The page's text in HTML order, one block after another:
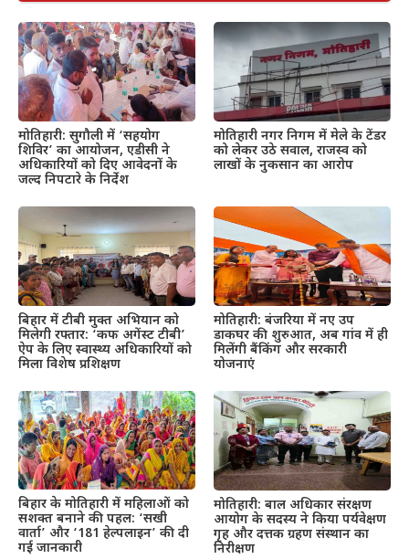
मोतिहारी: सुगौली में ‘सहयोग
शिविर’ का आयोजन, एडीसी ने
अधिकारियों को दिए आवेदनों के
जल्द निपटारे के निर्देश
मोतिहारी नगर निगम में मेले के टेंडर
को लेकर उठे सवाल, राजस्व को
लाखों के नुकसान का आरोप
बिहार में टीबी मुक्त अभियान को
मिलेगी रफ्तार: ‘कफ अगेंस्ट टीबी’
ऐप के लिए स्वास्थ्य अधिकारियों को
मिला विशेष प्रशिक्षण
मोतिहारी: बंजरिया में नए उप
डाकघर की शुरुआत, अब गांव में ही
मिलेंगी बैंकिंग और सरकारी
योजनाएं
बिहार के मोतिहारी में महिलाओं को
सशक्त बनाने की पहल: ‘सखी
वार्ता’ और ‘181 हेल्पलाइन’ की दी
गई जानकारी
मोतिहारी: बाल अधिकार संरक्षण
आयोग के सदस्य ने किया पर्यवेक्षण
गृह और दत्तक ग्रहण संस्थान का
निरीक्षण